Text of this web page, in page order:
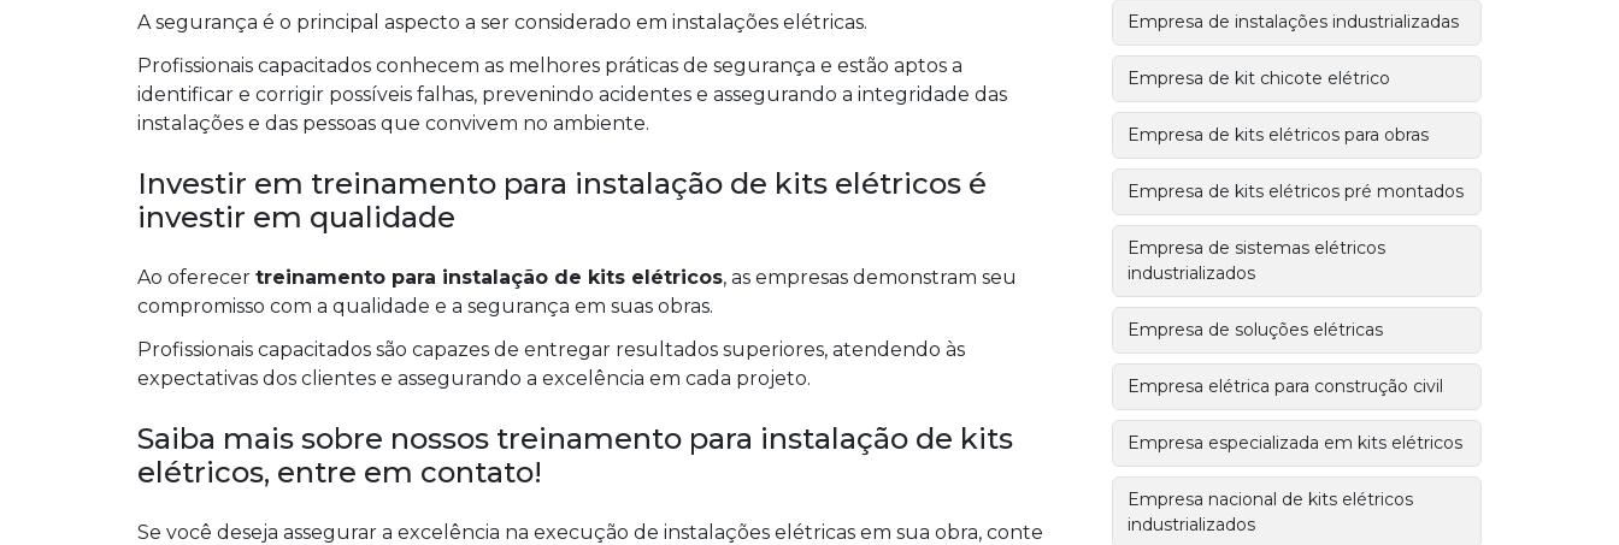
A segurança é o principal aspecto a ser considerado em instalações elétricas.
Profissionais capacitados conhecem as melhores práticas de segurança e estão aptos a
identificar e corrigir possíveis falhas, prevenindo acidentes e assegurando a integridade das
instalações e das pessoas que convivem no ambiente.
Investir em treinamento para instalação de kits elétricos é
investir em qualidade
Ao oferecer treinamento para instalação de kits elétricos, as empresas demonstram seu
compromisso com a qualidade e a segurança em suas obras.
Profissionais capacitados são capazes de entregar resultados superiores, atendendo às
expectativas dos clientes e assegurando a excelência em cada projeto.
Saiba mais sobre nossos treinamento para instalação de kits
elétricos, entre em contato!
Se você deseja assegurar a excelência na execução de instalações elétricas em sua obra, conte
Empresa de instalações industrializadas
Empresa de kit chicote elétrico
Empresa de kits elétricos para obras
Empresa de kits elétricos pré montados
Empresa de sistemas elétricos
industrializados
Empresa de soluções elétricas
Empresa elétrica para construção civil
Empresa especializada em kits elétricos
Empresa nacional de kits elétricos
industrializados